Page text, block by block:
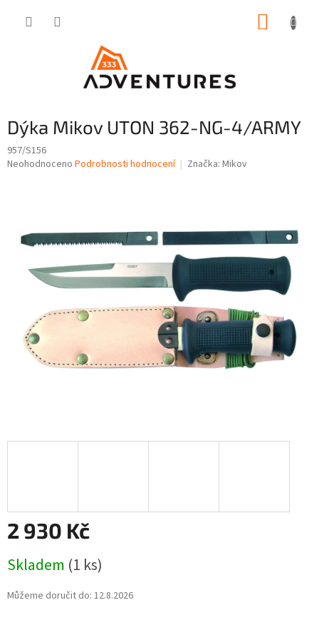
Dýka Mikov UTON 362-NG-4/ARMY
957/S156
Průměrné
Neohodnoceno Podrobnosti hodnocení Značka: Mikov
2 930 Kč
cena:
Skladem (1 ks)
Můžeme doručit do: 12.8.2026